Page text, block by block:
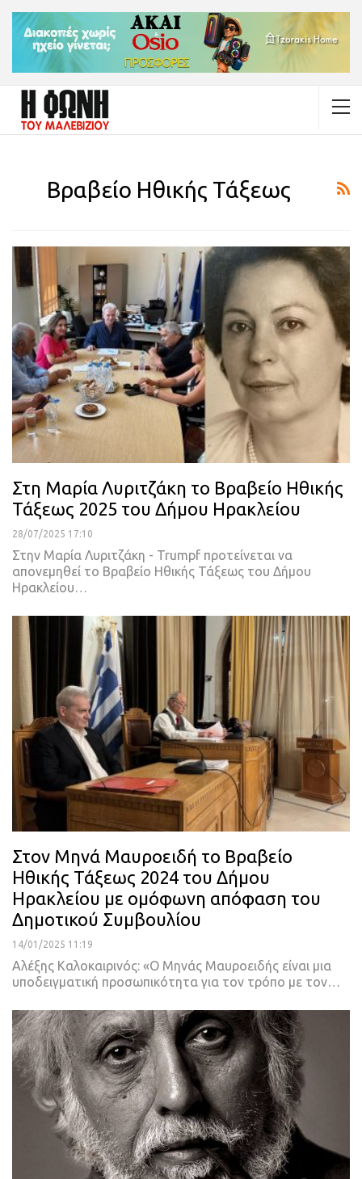
Βραβείο Ηθικής Τάξεως
Στη Μαρία Λυριτζάκη το Βραβείο Ηθικής
Τάξεως 2025 του Δήμου Ηρακλείου
28/07/2025 17:10
Στην Μαρία Λυριτζάκη - Trumpf προτείνεται να
απονεμηθεί το Βραβείο Ηθικής Τάξεως του Δήμου
Ηρακλείου…
Στον Μηνά Μαυροειδή το Βραβείο
Ηθικής Τάξεως 2024 του Δήμου
Ηρακλείου με ομόφωνη απόφαση του
Δημοτικού Συμβουλίου
14/01/2025 11:19
Αλέξης Καλοκαιρινός: «Ο Μηνάς Μαυροειδής είναι μια
υποδειγματική προσωπικότητα για τον τρόπο με τον…